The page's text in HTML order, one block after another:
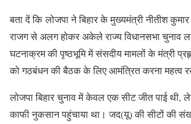
बता दें कि लोजपा ने बिहार के मुख्यमंत्री नीतीश
राजग से अलग होकर अकेले राज्य विधानसभा चुनाव
घटनाक्रम की पृष्ठभूमि में संसदीय मामलों के मंत्री
को गठबंधन की बैठक के लिए आमंत्रित करना महत्व
लोजपा बिहार चुनाव में केवल एक सीट जीत पाई
काफी नुकसान पहुंचाया था। जद(यू) की सीटों की